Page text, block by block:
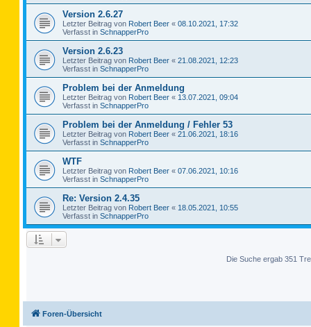
Version 2.6.27
Letzter Beitrag von Robert Beer « 08.10.2021, 17:32
Verfasst in SchnapperPro
Version 2.6.23
Letzter Beitrag von Robert Beer « 21.08.2021, 12:23
Verfasst in SchnapperPro
Problem bei der Anmeldung
Letzter Beitrag von Robert Beer « 13.07.2021, 09:04
Verfasst in SchnapperPro
Problem bei der Anmeldung / Fehler 53
Letzter Beitrag von Robert Beer « 21.06.2021, 18:16
Verfasst in SchnapperPro
WTF
Letzter Beitrag von Robert Beer « 07.06.2021, 10:16
Verfasst in SchnapperPro
Re: Version 2.4.35
Letzter Beitrag von Robert Beer « 18.05.2021, 10:55
Verfasst in SchnapperPro
Die Suche ergab 351
Foren-Übersicht